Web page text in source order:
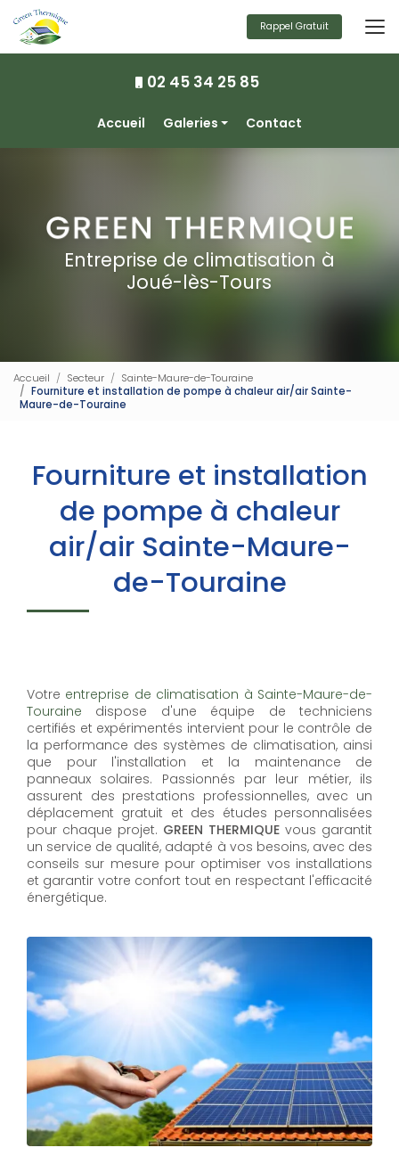
au
contenu
principal
02 45 34 25 85
Accueil
Galeries
Ventilation
Photovoltaïque
Contact
Rappel Gratuit
Entreprise de climatisation à
Joué-lès-Tours
Accueil Secteur
Sainte-Maure-de-Touraine
Fourniture et installation de pompe à chaleur air/air Sainte-
Maure-de-Touraine
Fourniture et installation
de pompe à chaleur
air/air Sainte-Maure-
de-Touraine
Votre entreprise de climatisation à Sainte-Maure-de-
Touraine dispose d'une équipe de techniciens
certifiés et expérimentés intervient pour le contrôle de
la performance des systèmes de climatisation, ainsi
que pour l'installation et la maintenance de
panneaux solaires. Passionnés par leur métier, ils
assurent des prestations professionnelles, avec un
déplacement gratuit et des études personnalisées
pour chaque projet. GREEN THERMIQUE vous garantit
un service de qualité, adapté à vos besoins, avec des
conseils sur mesure pour optimiser vos installations
et garantir votre confort tout en respectant l'efficacité
énergétique.